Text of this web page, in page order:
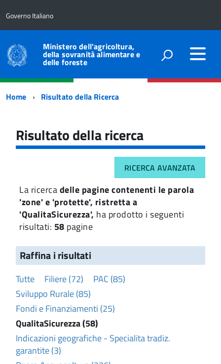
Governo Italiano
Ministero dell'agricoltura,
della sovranità alimentare e
delle foreste
Percorso
navigazione
Home Risultato della Ricerca
Risultato della ricerca
RICERCA AVANZATA
La ricercadelle pagine contenenti le parola
'zone' e 'protette', ristretta a
'QualitaSicurezza', ha prodotto i seguenti
risultati: 58 pagine
Raffina i risultati
Tutte Filiere (72)
PAC (85)
Sviluppo Rurale (85)
Fondi e Finanziamenti (25)
QualitaSicurezza (58)
Indicazioni geografiche - Specialita tradiz.
garantite (3)